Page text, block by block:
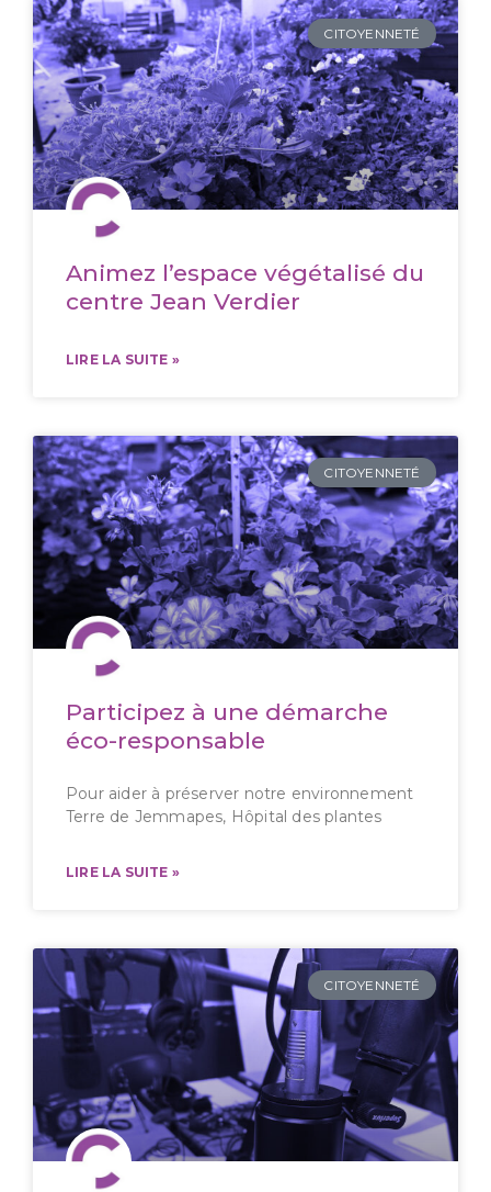
CITOYENNETÉ
Animez l’espace végétalisé du
centre Jean Verdier
LIRE LA SUITE »
CITOYENNETÉ
Participez à une démarche
éco-responsable
Pour aider à préserver notre environnement
Terre de Jemmapes, Hôpital des plantes
LIRE LA SUITE »
CITOYENNETÉ